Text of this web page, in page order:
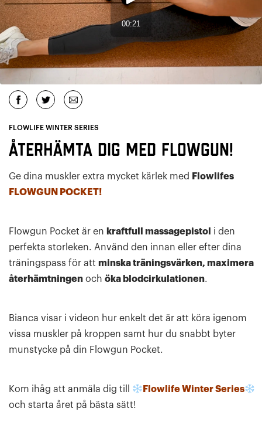
FLOWLIFE WINTER SERIES
Återhämta dig med Flowgun!
Ge dina muskler extra mycket kärlek med
Flowlifes
FLOWGUN POCKET!
Flowgun Pocket är en kraftfull massagepistol
i den
perfekta storleken. Använd den innan eller efter dina
träningspass för att minska träningsvärken, maximera
återhämtningen och öka blodcirkulationen.
Bianca visar i videon hur enkelt det är att köra igenom
vissa muskler på kroppen samt hur du snabbt byter
munstycke på din Flowgun Pocket.
Kom ihåg att anmäla dig till
Flowlife Winter Series
och starta året på bästa sätt!